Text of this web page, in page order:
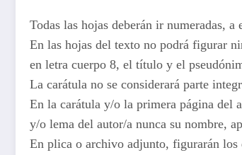
Todas las hojas deberán ir numeradas,
En las hojas del texto no podrá figurar
en letra cuerpo 8, el título y el
La carátula no se considerará parte
En la carátula y/o la primera página del
y/o lema del autor/a nunca su nombre,
En plica o archivo adjunto, figurarán